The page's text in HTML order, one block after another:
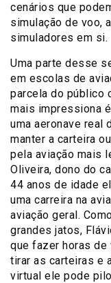
cenários que
simulação de voo,
simuladores em si.
Uma parte desse
em escolas de
parcela do público
mais impressiona
uma aeronave real
manter a carteira
pela aviação mais
Oliveira, dono do
44 anos de idade
uma carreira na
aviação geral.
grandes jatos,
que fazer horas de
tirar as carteiras e
virtual ele pode